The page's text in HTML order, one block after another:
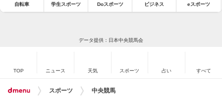
自転車 学生スポーツ Doスポーツ ビジネス eスポーツ
データ提供：日本中央競馬会
TOP ニュース 天気 スポーツ 占い すべて
スポーツ 中央競馬